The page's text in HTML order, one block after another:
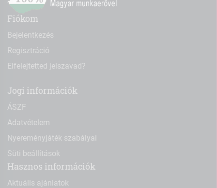
Fiókom
Bejelentkezés
Regisztráció
Elfelejtetted jelszavad?
Jogi információk
ÁSZF
Adatvételem
Nyereményjáték szabályai
Süti beállítások
Hasznos információk
Aktuális ajánlatok